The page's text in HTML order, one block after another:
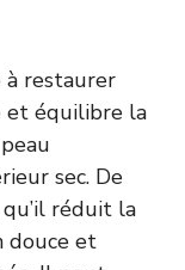
à restaurer
et équilibre la
sec. De
réduit la
douce et